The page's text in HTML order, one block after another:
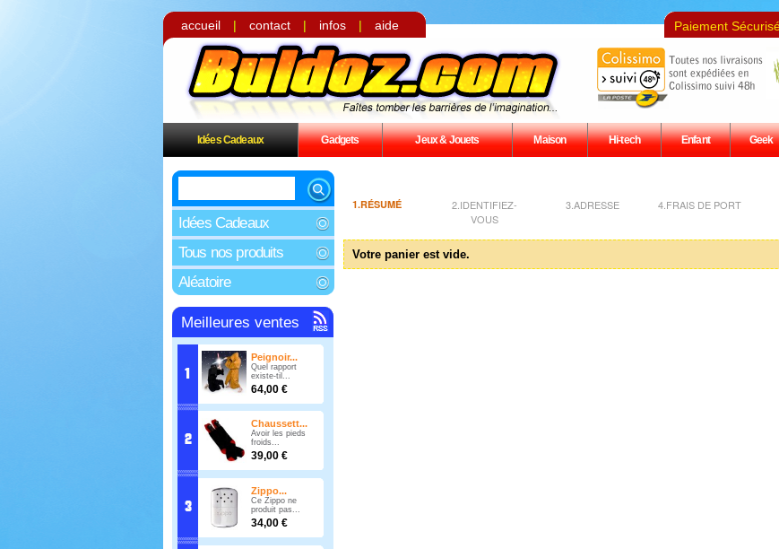
accueil | contact | infos | aide Paiement
Idées Cadeaux Gadgets Jeux & Jouets Maison Hi-tech Enfant Geek
Idées Cadeaux
Tous nos produits
Aléatoire
Meilleures ventes
Peignoir...
Quel rapport
existe-til...
64,00 €
Chaussett...
Avoir les pieds
froids...
39,00 €
Zippo...
Ce Zippo ne
produit pas...
34,00 €
1.RÉSUMÉ
2.IDENTIFIEZ-
VOUS
3.ADRESSE 4.FRAIS DE PORT
Votre panier est vide.